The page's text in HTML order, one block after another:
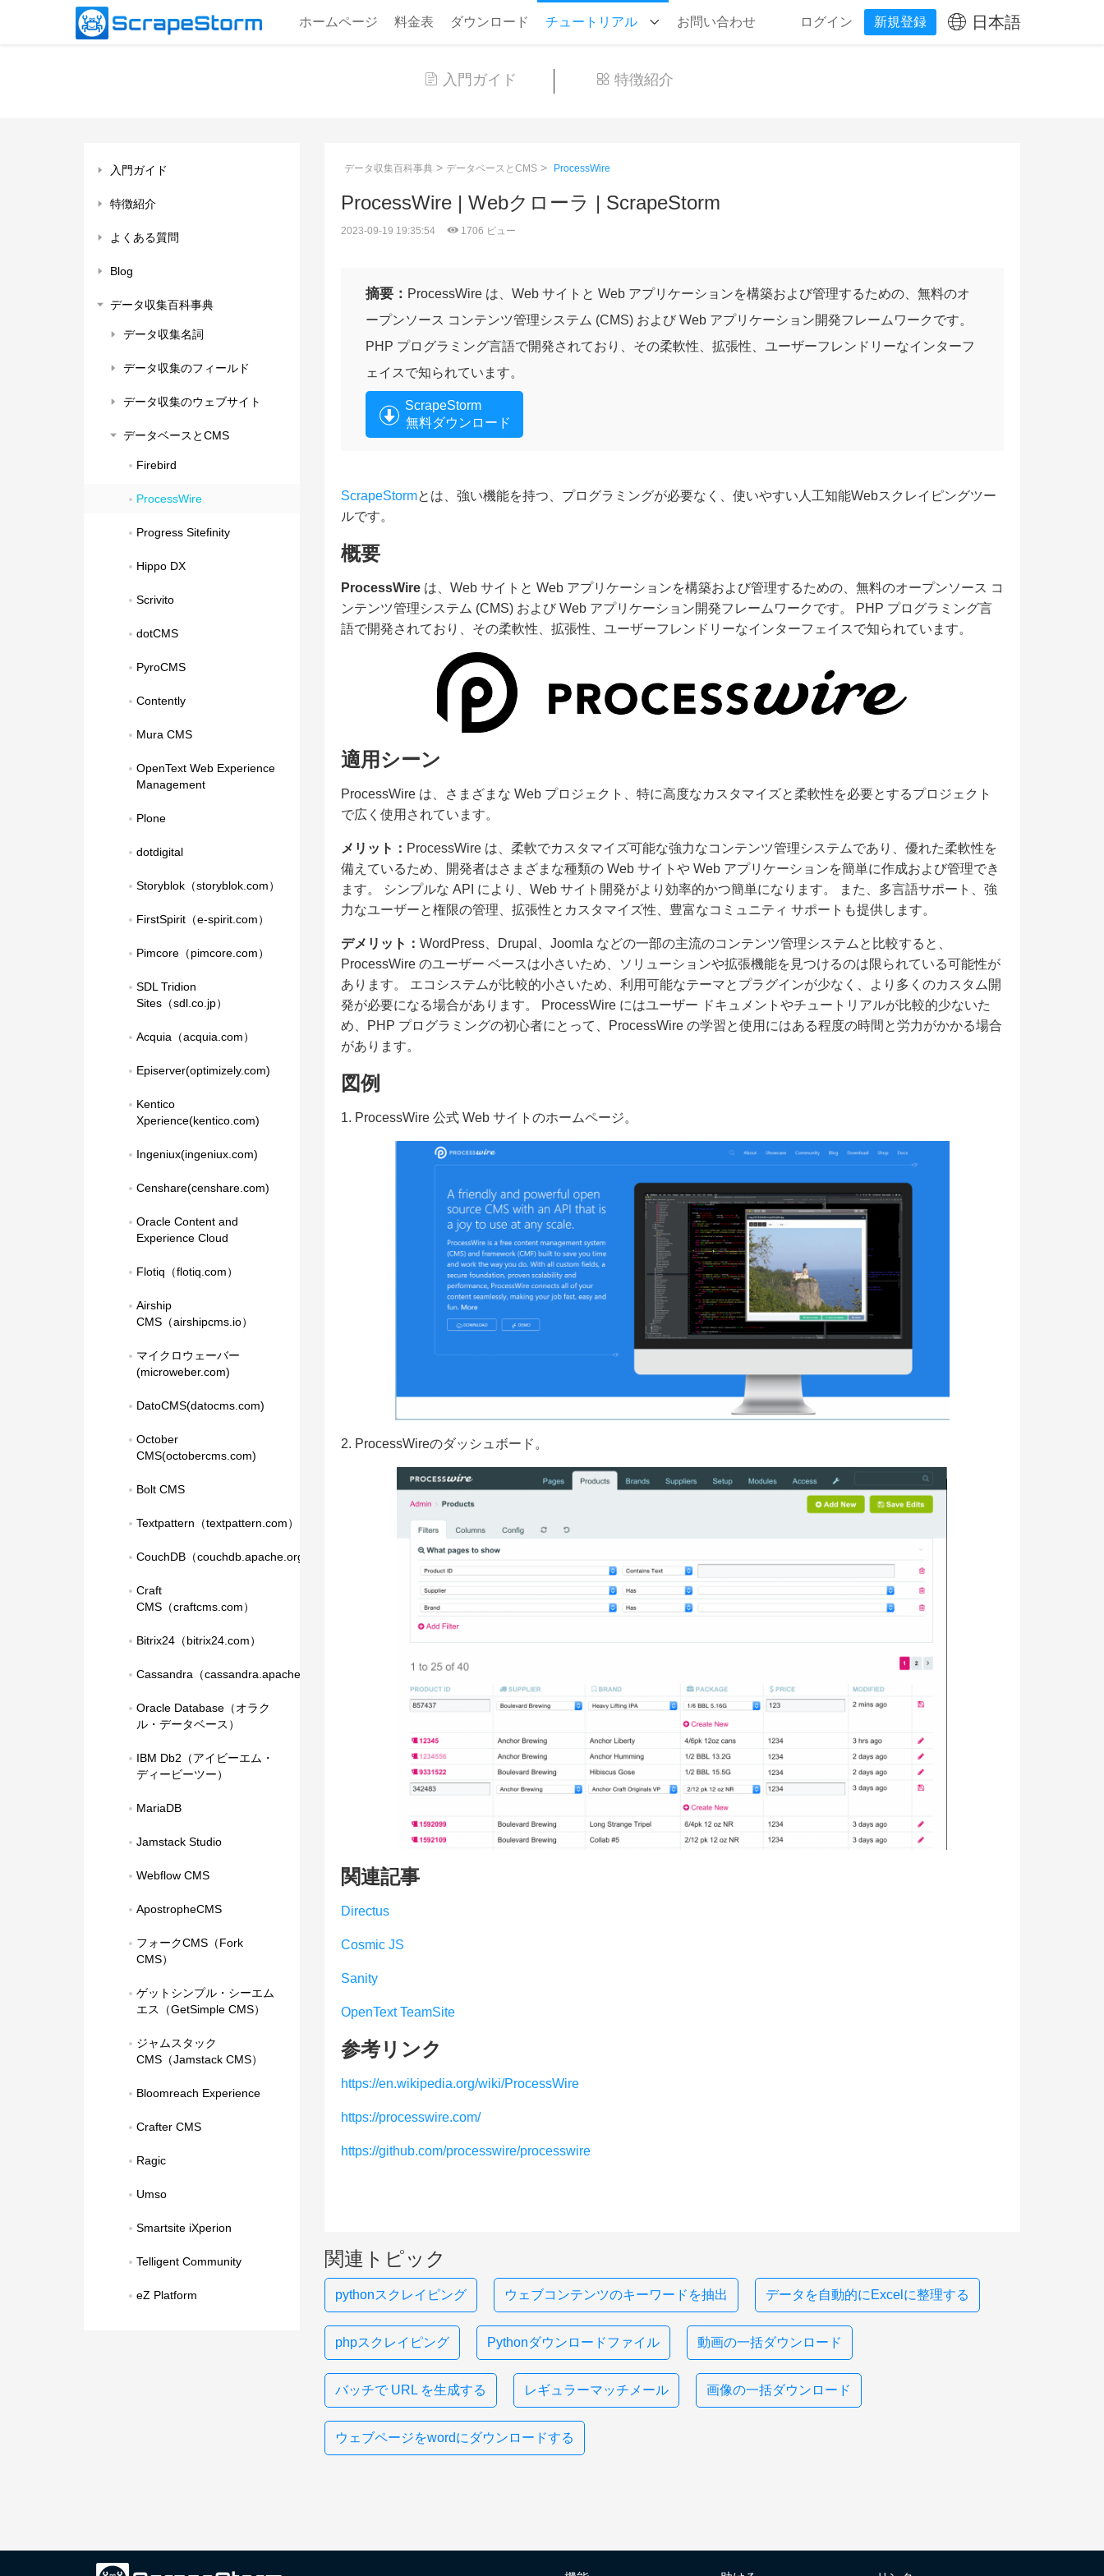
ホームページ 料金表 ダウンロード チュートリアル お問い合わせ ログイン 新規登録 日本語
入門ガイド 特徴紹介
入門ガイド
特徴紹介
よくある質問
Blog
データ収集百科事典
データ収集名詞
データ収集のフィールド
データ収集のウェブサイト
データベースとCMS
Firebird
ProcessWire
Progress Sitefinity
Hippo DX
Scrivito
dotCMS
PyroCMS
Contently
Mura CMS
OpenText Web Experience
Management
Plone
dotdigital
Storyblok（storyblok.com）
FirstSpirit（e-spirit.com）
Pimcore（pimcore.com）
SDL Tridion
Sites（sdl.co.jp）
Acquia（acquia.com）
Episerver(optimizely.com)
Kentico
Xperience(kentico.com)
Ingeniux(ingeniux.com)
Censhare(censhare.com)
Oracle Content and
Experience Cloud
Flotiq（flotiq.com）
Airship
CMS（airshipcms.io）
マイクロウェーバー
(microweber.com)
DatoCMS(datocms.com)
October
CMS(octobercms.com)
Bolt CMS
Textpattern（textpattern.com）
CouchDB（couchdb.apache.org）
Craft
CMS（craftcms.com）
Bitrix24（bitrix24.com）
Cassandra（cassandra.apache.org）
Oracle Database（オラク
ル・データベース）
IBM Db2（アイビーエム・
ディービーツー）
MariaDB
Jamstack Studio
Webflow CMS
ApostropheCMS
フォークCMS（Fork
CMS）
ゲットシンプル・シーエム
エス（GetSimple CMS）
ジャムスタック
CMS（Jamstack CMS）
Bloomreach Experience
Crafter CMS
Ragic
Umso
Smartsite iXperion
Telligent Community
eZ Platform
データ収集百科事典 > データベースとCMS > ProcessWire
ProcessWire | Webクローラ | ScrapeStorm
2023-09-19 19:35:54 1706 ビュー
摘要： ProcessWire は、Web サイトと Web アプリケーションを構築および管理するための、無料のオ
ープンソース コンテンツ管理システム (CMS) および Web アプリケーション開発フレームワークです。
PHP プログラミング言語で開発されており、その柔軟性、拡張性、ユーザーフレンドリーなインターフ
ェイスで知られています。
ScrapeStorm
無料ダウンロード
ScrapeStormとは、強い機能を持つ、プログラミングが必要なく、使いやすい人工知能Webスクレイピングツー
ルです。
概要
ProcessWire は、Web サイトと Web アプリケーションを構築および管理するための、無料のオープンソース コ
ンテンツ管理システム (CMS) および Web アプリケーション開発フレームワークです。 PHP プログラミング言
語で開発されており、その柔軟性、拡張性、ユーザーフレンドリーなインターフェイスで知られています。
適用シーン
ProcessWire は、さまざまな Web プロジェクト、特に高度なカスタマイズと柔軟性を必要とするプロジェクト
で広く使用されています。
メリット： ProcessWire は、柔軟でカスタマイズ可能な強力なコンテンツ管理システムであり、優れた柔軟性を
備えているため、開発者はさまざまな種類の Web サイトや Web アプリケーションを簡単に作成および管理でき
ます。 シンプルな API により、Web サイト開発がより効率的かつ簡単になります。 また、多言語サポート、強
力なユーザーと権限の管理、拡張性とカスタマイズ性、豊富なコミュニティ サポートも提供します。
デメリット： WordPress、Drupal、Joomla などの一部の主流のコンテンツ管理システムと比較すると、
ProcessWire のユーザー ベースは小さいため、ソリューションや拡張機能を見つけるのは限られている可能性が
あります。 エコシステムが比較的小さいため、利用可能なテーマとプラグインが少なく、より多くのカスタム開
発が必要になる場合があります。 ProcessWire にはユーザー ドキュメントやチュートリアルが比較的少ないた
め、PHP プログラミングの初心者にとって、ProcessWire の学習と使用にはある程度の時間と労力がかかる場合
があります。
図例
1. ProcessWire 公式 Web サイトのホームページ。
2. ProcessWireのダッシュボード。
関連記事
Directus
Cosmic JS
Sanity
OpenText TeamSite
参考リンク
https://en.wikipedia.org/wiki/ProcessWire
https://processwire.com/
https://github.com/processwire/processwire
関連トピック
pythonスクレイピング ウェブコンテンツのキーワードを抽出 データを自動的にExcelに整理する
phpスクレイピング Pythonダウンロードファイル 動画の一括ダウンロード
バッチで URL を生成する レギュラーマッチメール 画像の一括ダウンロード
ウェブページをwordにダウンロードする